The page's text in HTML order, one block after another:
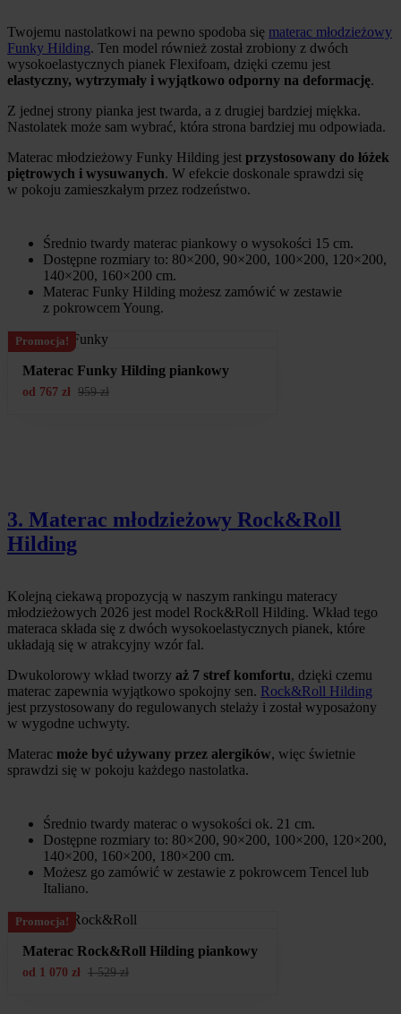
Twojemu nastolatkowi na pewno spodoba się materac młodzieżowy
Funky Hilding. Ten model również został zrobiony z dwóch
wysokoelastycznych pianek Flexifoam, dzięki czemu jest
elastyczny, wytrzymały i wyjątkowo odporny na deformację.
Z jednej strony pianka jest twarda, a z drugiej bardziej miękka.
Nastolatek może sam wybrać, która strona bardziej mu odpowiada.
Materac młodzieżowy Funky Hilding jest przystosowany do łóżek
piętrowych i wysuwanych. W efekcie doskonale sprawdzi się
w pokoju zamieszkałym przez rodzeństwo.
Średnio twardy materac piankowy o wysokości 15 cm.
Dostępne rozmiary to: 80×200, 90×200, 100×200, 120×200,
140×200, 160×200 cm.
Materac Funky Hilding możesz zamówić w zestawie
z pokrowcem Young.
Promocja!
Materac Funky Hilding piankowy
od 767 zł 959zł
3. Materac młodzieżowy Rock&Roll
Hilding
Kolejną ciekawą propozycją w naszym rankingu materacy
młodzieżowych 2026 jest model Rock&Roll Hilding. Wkład tego
materaca składa się z dwóch wysokoelastycznych pianek, które
układają się w atrakcyjny wzór fal.
Dwukolorowy wkład tworzy aż 7 stref komfortu, dzięki czemu
materac zapewnia wyjątkowo spokojny sen. Rock&Roll Hilding
jest przystosowany do regulowanych stelaży i został wyposażony
w wygodne uchwyty.
Materac może być używany przez alergików, więc świetnie
sprawdzi się w pokoju każdego nastolatka.
Średnio twardy materac o wysokości ok. 21 cm.
Dostępne rozmiary to: 80×200, 90×200, 100×200, 120×200,
140×200, 160×200, 180×200 cm.
Możesz go zamówić w zestawie z pokrowcem Tencel lub
Italiano.
Promocja!
Materac Rock&Roll Hilding piankowy
od 1 070 zł 1 529zł